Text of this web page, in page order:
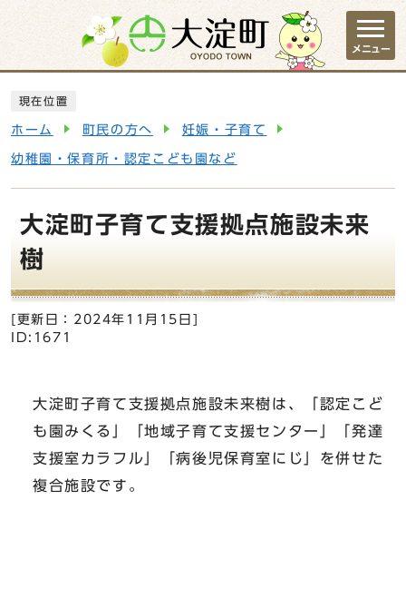
ページの先頭です
メニュー
現在位置
ホーム 町民の方へ 妊娠・子育て
幼稚園・保育所・認定こども園など
大淀町子育て支援拠点施設未来
樹
[更新日： 2024年11月15日
ID:1671
大淀町子育て支援拠点施設未来樹は、「認定こど
も園みくる」「地域子育て支援センター」「発達
支援室カラフル」「病後児保育室にじ」を併せた
複合施設です。